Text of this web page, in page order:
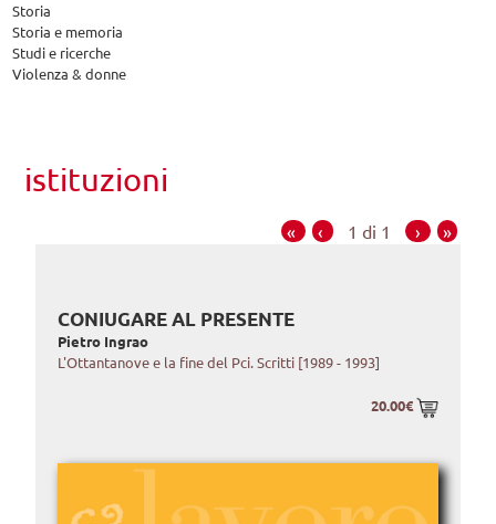
Storia
Storia e memoria
Studi e ricerche
Violenza & donne
istituzioni
« ‹ 1 di 1 › »
CONIUGARE AL PRESENTE
Pietro Ingrao
L'Ottantanove e la fine del Pci. Scritti [1989 - 1993]
20.00€